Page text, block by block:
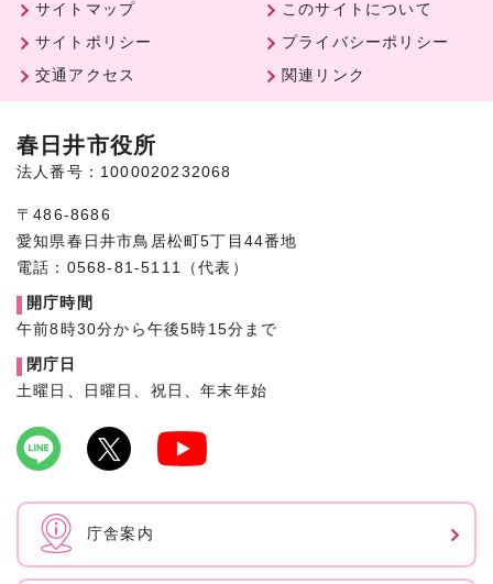
サイトマップ
このサイトについて
サイトポリシー
プライバシーポリシー
交通アクセス
関連リンク
春日井市役所
法人番号：1000020232068
〒486-8686
愛知県春日井市鳥居松町5丁目44番地
電話：0568-81-5111（代表）
開庁時間
午前8時30分から午後5時15分まで
閉庁日
土曜日、日曜日、祝日、年末年始
庁舎案内